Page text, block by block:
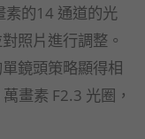
素的14 通道的光
照片進行調整。
鏡頭策略顯得相
畫素 F2.3 光圈，